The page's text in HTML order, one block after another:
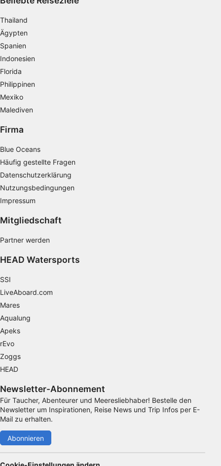
Thailand
Ägypten
Spanien
Indonesien
Florida
Philippinen
Mexiko
Malediven
Firma
Blue Oceans
Häufig gestellte Fragen
Datenschutzerklärung
Nutzungsbedingungen
Impressum
Mitgliedschaft
Partner werden
HEAD Watersports
SSI
LiveAboard.com
Mares
Aqualung
Apeks
rEvo
Zoggs
HEAD
Newsletter-Abonnement
Für Taucher, Abenteurer und Meeresliebhaber! Bestelle den
Newsletter um Inspirationen, Reise News und Trip Infos per E-
Mail zu erhalten.
Abonnieren